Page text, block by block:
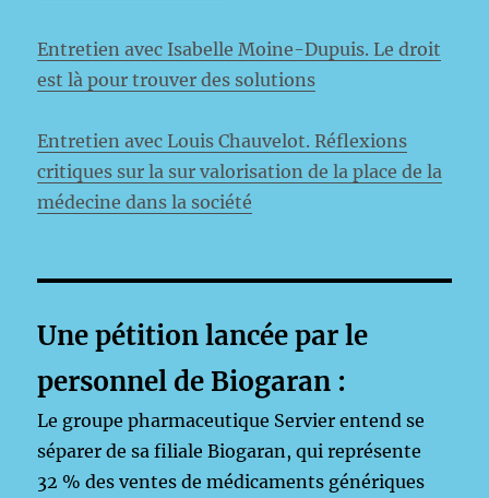
Entretien avec Isabelle Moine-Dupuis. Le droit
est là pour trouver des solutions
Entretien avec Louis Chauvelot. Réflexions
critiques sur la sur valorisation de la place de la
médecine dans la société
Une pétition lancée par le
personnel de Biogaran :
Le groupe pharmaceutique Servier entend se
séparer de sa filiale Biogaran, qui représente
32 % des ventes de médicaments génériques